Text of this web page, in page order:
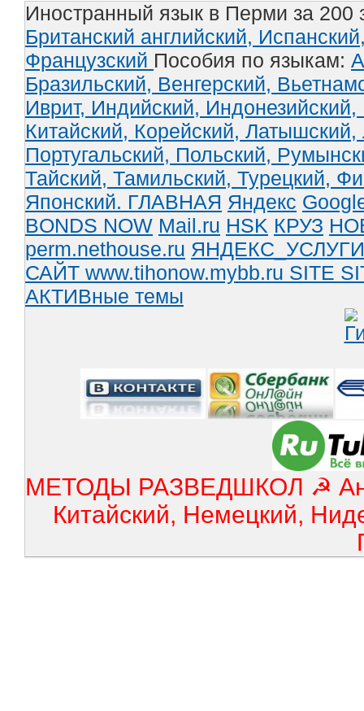
Иностранный язык в Перми за 200
Британский английский,
Французский Пособия по языкам:
Бразильский, Венгерский,
Иврит, Индийский, Индонезийский,
Китайский, Корейский, Латышский,
Португальский, Польский,
Тайский, Тамильский, Турецкий,
Японский. ГЛАВНАЯ Яндекс
BONDS NOW Mail.ru HSK КРУЗ
perm.nethouse.ru ЯНДЕКС_УСЛУГИ
САЙТ www.tihonow.mybb.ru SITE
АКТИВные темы
МЕТОДЫ РАЗВЕДШКОЛ ☭
Китайский, Немецкий,